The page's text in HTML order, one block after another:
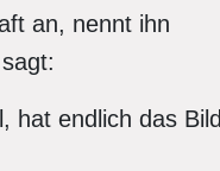
an, nennt ihn
hat endlich das Bild